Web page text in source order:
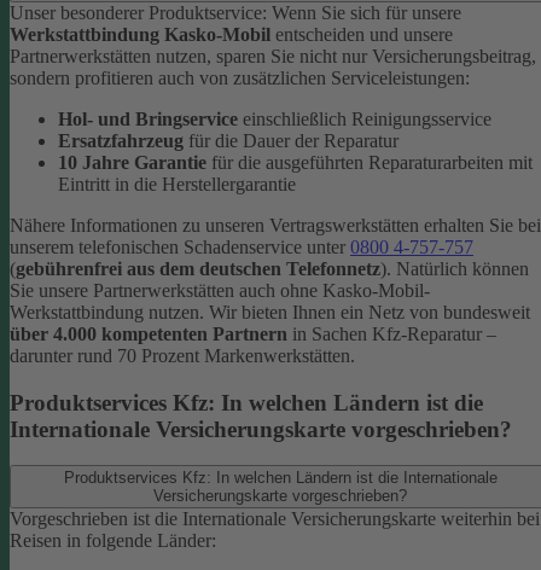
Unser besonderer Produktservice: Wenn Sie sich für unsere
Werkstattbindung Kasko-Mobil entscheiden und unsere
Partnerwerkstätten nutzen, sparen Sie nicht nur Versicherungsbeitrag,
sondern profitieren auch von zusätzlichen Serviceleistungen:
Hol- und Bringservice einschließlich Reinigungsservice
Ersatzfahrzeug für die Dauer der Reparatur
10 Jahre Garantie für die ausgeführten Reparaturarbeiten mit
Eintritt in die Herstellergarantie
Nähere Informationen zu unseren Vertragswerkstätten erhalten Sie bei
unserem telefonischen Schadenservice unter 0800 4-757-757
(gebührenfrei aus dem deutschen Telefonnetz). Natürlich können
Sie unsere Partnerwerkstätten auch ohne Kasko-Mobil-
Werkstattbindung nutzen. Wir bieten Ihnen ein Netz von bundesweit
über 4.000 kompetenten Partnern in Sachen Kfz-Reparatur –
darunter rund 70 Prozent Markenwerkstätten.
Produktservices Kfz: In welchen Ländern ist die
Internationale Versicherungskarte vorgeschrieben?
Produktservices Kfz: In welchen Ländern ist die Internationale
Versicherungskarte vorgeschrieben?
Vorgeschrieben ist die Internationale Versicherungskarte weiterhin bei
Reisen in folgende Länder: